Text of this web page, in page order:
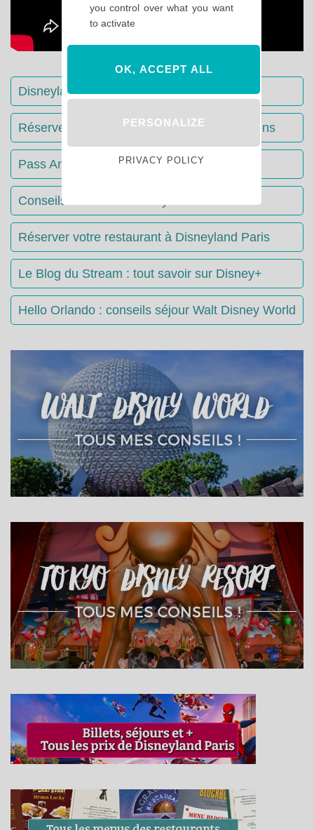
Disneyland Paris : Le guide complet
Réserver votre séjour : toutes les informations
Pass Annuels Disney : informations
Conseils & Astuces Disneyland Paris
Réserver votre restaurant à Disneyland Paris
Le Blog du Stream : tout savoir sur Disney+
Hello Orlando : conseils séjour Walt Disney World
you control over what you want
to activate
OK, ACCEPT ALL
PERSONALIZE
PRIVACY POLICY